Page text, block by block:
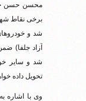
محسن حسن
برخی نقاط
شد و
آزاد جلفا)
شد و سایر
تحویل داده
وی با اشاره